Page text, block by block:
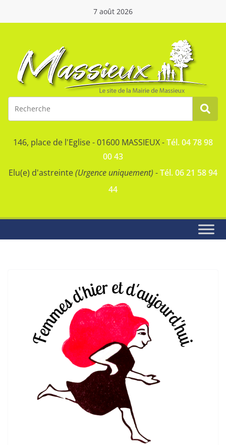
7 août 2026
146, place de l'Eglise - 01600 MASSIEUX -Tél. 04 78 98
00 43
Elu(e) d'astreinte(Urgence uniquement) -Tél. 06 21 58 94
44